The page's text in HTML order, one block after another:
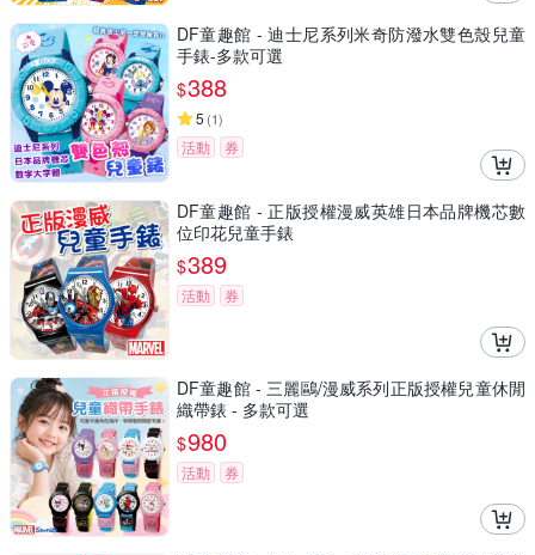
DF童趣館 - 迪士尼系列米奇防潑水雙色殼兒童
手錶-多款可選
$388
5 (1)
活動 券
DF童趣館 - 正版授權漫威英雄日本品牌機芯數
位印花兒童手錶
$389
活動 券
DF童趣館 - 三麗鷗/漫威系列正版授權兒童休閒
織帶錶 - 多款可選
$980
活動 券